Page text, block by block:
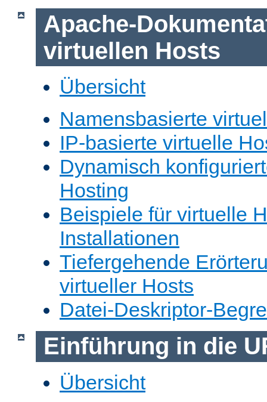
Apache-
virtuellen Hosts
Übersicht
Namensbasierte
IP-basierte virtuelle
Dynamisch
Hosting
Beispiele für virtuelle
Installationen
Tiefergehende
virtueller Hosts
Datei-Deskriptor-
Einführung in die
Übersicht